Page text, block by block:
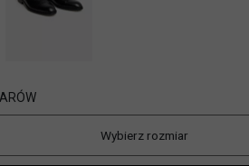
Wybierz rozmiar